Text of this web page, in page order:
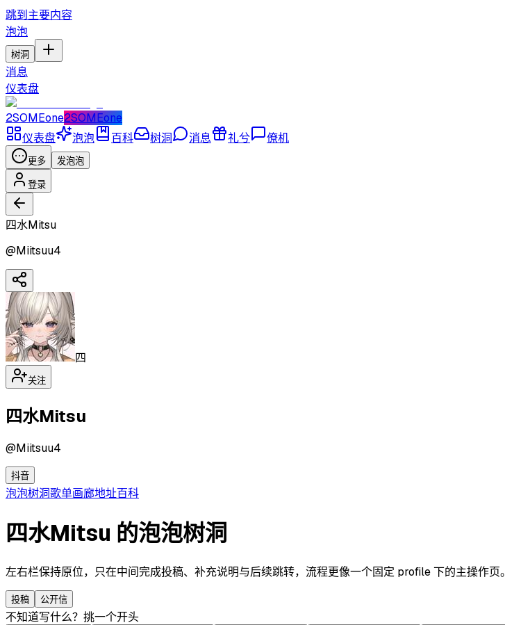
跳到主要内容
泡泡
树洞
消息
仪表盘
2SOMEone2SOMEone
仪表盘
泡泡 百科 树洞 消息 礼兮 僚机
更多 发泡泡
登录
四水Mitsu
@Miitsuu4
四
关注
四水Mitsu
@Miitsuu4
抖音
泡泡树洞歌单画廊地址百科
四水Mitsu 的泡泡树洞
左右栏保持原位，只在中间完成投稿、补充说明与后续跳转，流程更像一个固定 profile 下的主操作页。
投稿 公开信
不知道写什么？挑一个开头